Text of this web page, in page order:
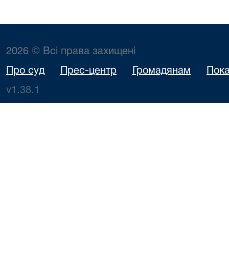
2026 © Всі права захищені
Про суд Прес-центр Громадянам
v1.38.1